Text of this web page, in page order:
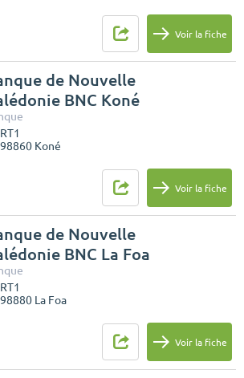
Voir la fiche
de Nouvelle
BNC Koné
RT1
98860 Koné
Voir la fiche
de Nouvelle
BNC La Foa
RT1
98880 La Foa
Voir la fiche